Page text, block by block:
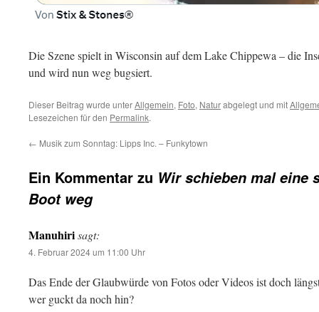
Die Szene spielt in Wisconsin auf dem Lake Chippewa – die
und wird nun weg bugsiert.
Dieser Beitrag wurde unterAllgemein, Foto, Naturabgelegt und mit
Lesezeichen für den Permalink.
← Musik zum Sonntag: Lipps Inc. – Funkytown
Ein Kommentar zu Wir schieben mal eine
Boot weg
Manuhirisagt:
4. Februar 2024 um 11:00 Uhr
Das Ende der Glaubwürde von Fotos oder Videos ist doch
wer guckt da noch hin?